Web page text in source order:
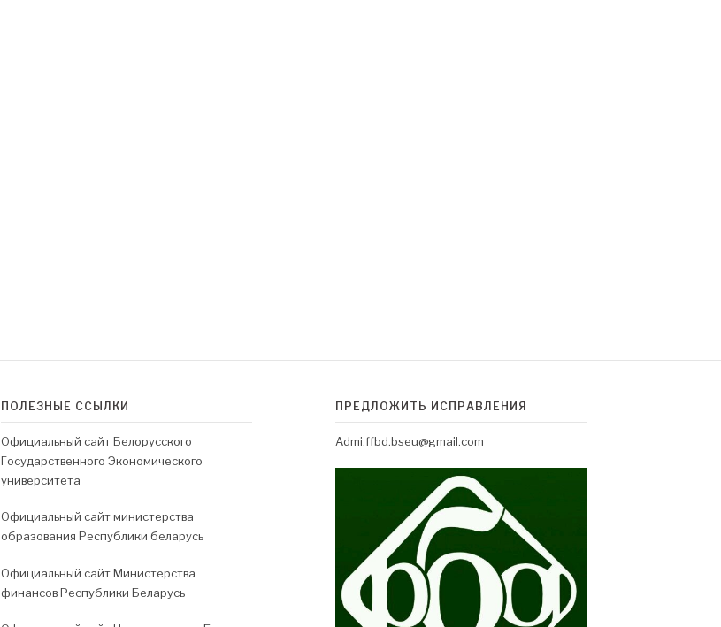
ПОЛЕЗНЫЕ ССЫЛКИ
Официальный сайт Белорусского
Государственного Экономического
университета
Официальный сайт министерства
образования Республики беларусь
Официальный сайт Министерства
финансов Республики Беларусь
ПРЕДЛОЖИТЬ ИСПРАВЛЕНИЯ
Admi.ffbd.bseu@gmail.com